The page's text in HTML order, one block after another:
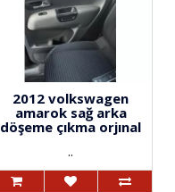
2012 volkswagen
amarok sağ arka
döşeme çıkma orjınal
..